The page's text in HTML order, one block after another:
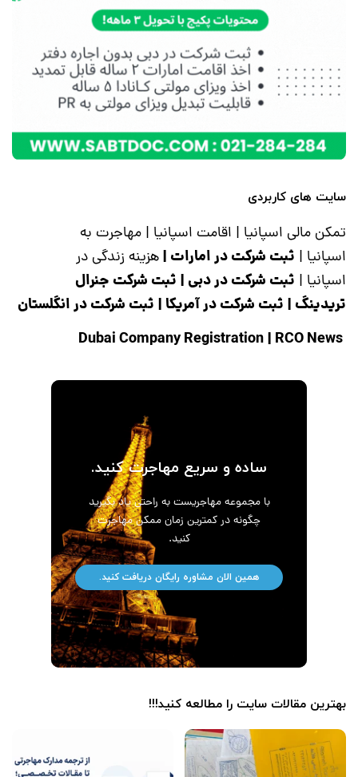
سایت های کاربردی
تمکن مالی اسپانیا | اقامت اسپانیا | مهاجرت به
اسپانیا | ثبت شرکت در امارات |هزینه زندگی در
اسپانیا | ثبت شرکت در دبی | ثبت شرکت جنرال
تریدینگ | ثبت شرکت در آمریکا | ثبت شرکت در انگلستان
| RCO News
ساده و سریع مهاجرت کنید.
با مجموعه مهاجریست به راحتی یاد بگیرید
چگونه در کمترین زمان ممکن مهاجرت
کنید.
همین الان مشاوره رایگان دریافت کنید.
بهترین مقالات سایت را مطالعه کنید!!!